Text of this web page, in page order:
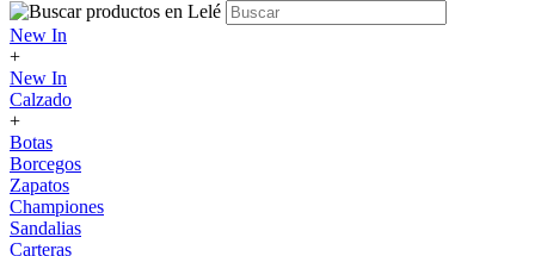
New In
+
New In
Calzado
+
Botas
Borcegos
Zapatos
Championes
Sandalias
Carteras